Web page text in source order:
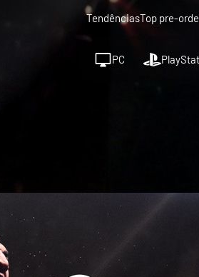
TendênciasTop pre-
PC